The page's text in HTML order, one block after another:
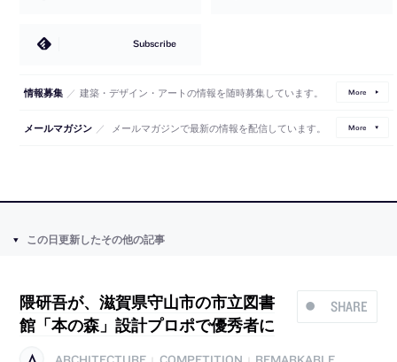
Subscribe
情報募集 ／ 建築・デザイン・アートの情報を随時募集しています。 More
メールマガジン ／ メールマガジンで最新の情報を配信しています。 More
この日更新したその他の記事
SHARE
隈研吾が、滋賀県守山市の市立図書
館「本の森」設計プロポで優秀者に